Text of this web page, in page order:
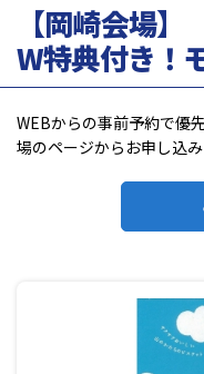
【岡崎会場】
W特典付き！
WEBからの事前予約で優
場のページからお申し込み